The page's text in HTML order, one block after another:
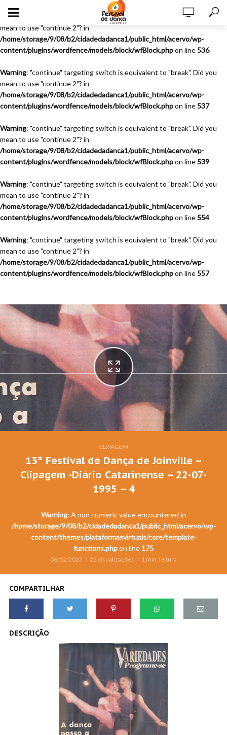
Warning
: "continue" targeting switch is equivalent to "break". Did you
mean to use "continue 2"? in
/home/storage/9/08/b2/cidadedadanca1/public_html/acervo/wp-
content/plugins/wordfence/models/block/wfBlock.phpon line536
Warning: "continue" targeting switch is equivalent to "break". Did you
mean to use "continue 2"? in
/home/storage/9/08/b2/cidadedadanca1/public_html/acervo/wp-
content/plugins/wordfence/models/block/wfBlock.phpon line537
Warning: "continue" targeting switch is equivalent to "break". Did you
mean to use "continue 2"? in
/home/storage/9/08/b2/cidadedadanca1/public_html/acervo/wp-
content/plugins/wordfence/models/block/wfBlock.phpon line539
Warning: "continue" targeting switch is equivalent to "break". Did you
mean to use "continue 2"? in
/home/storage/9/08/b2/cidadedadanca1/public_html/acervo/wp-
content/plugins/wordfence/models/block/wfBlock.phpon line554
Warning: "continue" targeting switch is equivalent to "break". Did you
mean to use "continue 2"? in
/home/storage/9/08/b2/cidadedadanca1/public_html/acervo/wp-
content/plugins/wordfence/models/block/wfBlock.phpon line557
Festival de Dança de Joinville - 13a. Edição - 1995
CLIPAGEM
13º Festival de Dança de Joinville –
Clipagem -Diário Catarinense – 22-07-
1995 – 4
Warning: A non-numeric value encountered in
/home/storage/9/08/b2/cidadedadanca1/public_html/acervo/wp-
content/themes/plataformasvirtuais/core/template-
functions.phpon line 175
06/12/2023 22 visualizações 1 min. leitura
COMPARTILHAR
DESCRIÇÃO